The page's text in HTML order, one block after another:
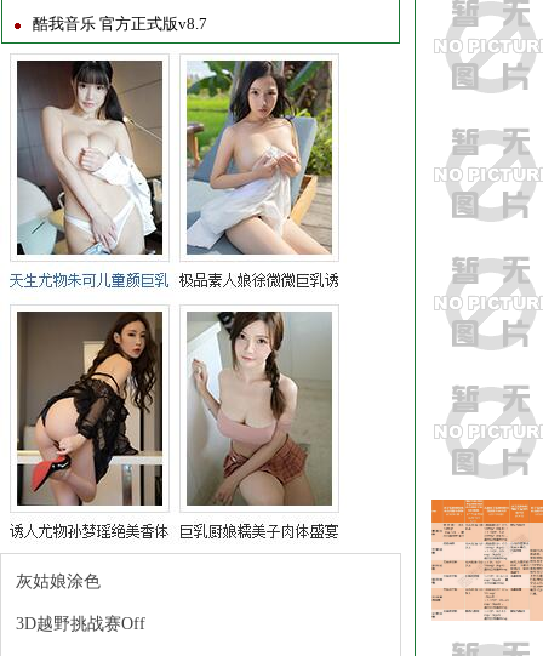
酷我音乐 官方正式版v8.7
灰姑娘涂色
3D越野挑战赛Off